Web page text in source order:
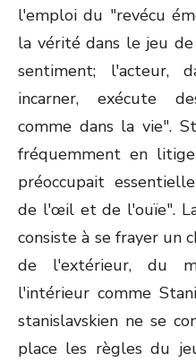
l'emploi du "revécu
la vérité dans le jeu
sentiment;
incarner, exécute
comme dans la vie".
fréquemment en
préoccupait
de l'œil et de l'ouïe".
consiste à se frayer un
de l'extérieur, du
l'intérieur comme
stanislavskien ne se
place les règles du